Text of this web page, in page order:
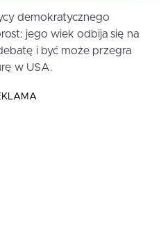
demokratycznego
jego wiek odbija się na
i być może przegra
w USA.